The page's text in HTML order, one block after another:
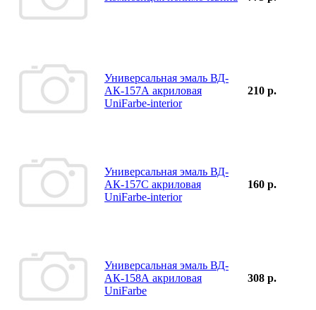
Универсальная эмаль ВД-
АК-157А акриловая
UniFarbe-interior
210 р.
Универсальная эмаль ВД-
АК-157С акриловая
UniFarbe-interior
160 р.
Универсальная эмаль ВД-
АК-158А акриловая
UniFarbe
308 р.